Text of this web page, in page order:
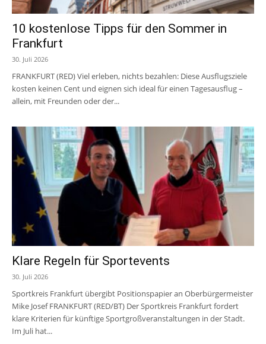
10 kostenlose Tipps für den Sommer in
Frankfurt
30. Juli 2026
FRANKFURT (RED) Viel erleben, nichts bezahlen: Diese Ausflugsziele
kosten keinen Cent und eignen sich ideal für einen Tagesausflug –
allein, mit Freunden oder der...
Klare Regeln für Sportevents
30. Juli 2026
Sportkreis Frankfurt übergibt Positionspapier an Oberbürgermeister
Mike Josef FRANKFURT (RED/BT) Der Sportkreis Frankfurt fordert
klare Kriterien für künftige Sportgroßveranstaltungen in der Stadt.
Im Juli hat...